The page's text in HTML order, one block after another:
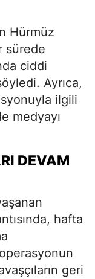
Hürmüz
sürede
ciddi
Ayrıca,
ilgili
medyayı
DEVAM
hafta
geri